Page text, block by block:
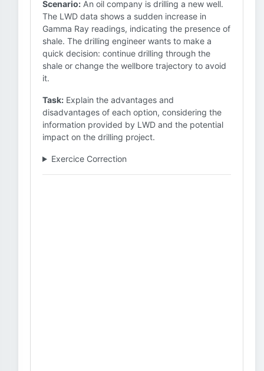
Scenario: An oil company is drilling a new well.
The LWD data shows a sudden increase in
Gamma Ray readings, indicating the presence of
shale. The drilling engineer wants to make a
quick decision: continue drilling through the
shale or change the wellbore trajectory to avoid
it.
Task: Explain the advantages and
disadvantages of each option, considering the
information provided by LWD and the potential
impact on the drilling project.
Exercice Correction